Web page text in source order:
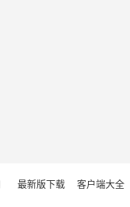
最新版下载 客户端大全